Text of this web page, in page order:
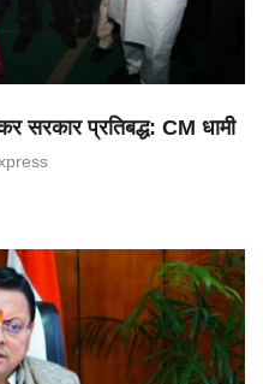
सरकार प्रतिबद्ध: CM धामी